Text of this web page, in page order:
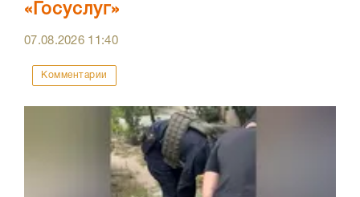
«Госуслуг»
07.08.2026 11:40
Комментарии